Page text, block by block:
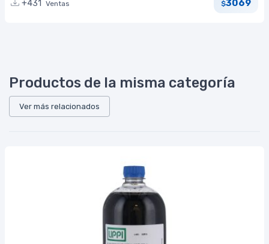
+431 Ventas $3069
Productos de la misma categoría
Ver más relacionados